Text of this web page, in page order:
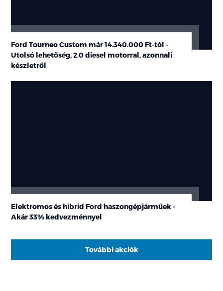
Ford Tourneo Custom már 14.340.000 Ft-tól -
Utolsó lehetőség, 2.0 diesel motorral, azonnali
készletről
Elektromos és hibrid Ford haszongépjárműek -
Akár 33% kedvezménnyel
További akciók